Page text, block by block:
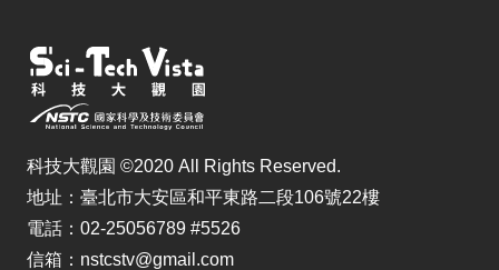
科技大觀園 ©2020 All Rights Reserved.
地址：臺北市大安區和平東路二段106號22樓
電話：02-25056789 #5526
信箱：nstcstv@gmail.com